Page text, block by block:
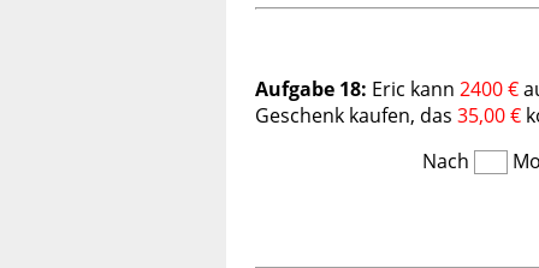
Aufgabe 18: Eric kann 2400€
Geschenk kaufen, das 35,00€
Nach